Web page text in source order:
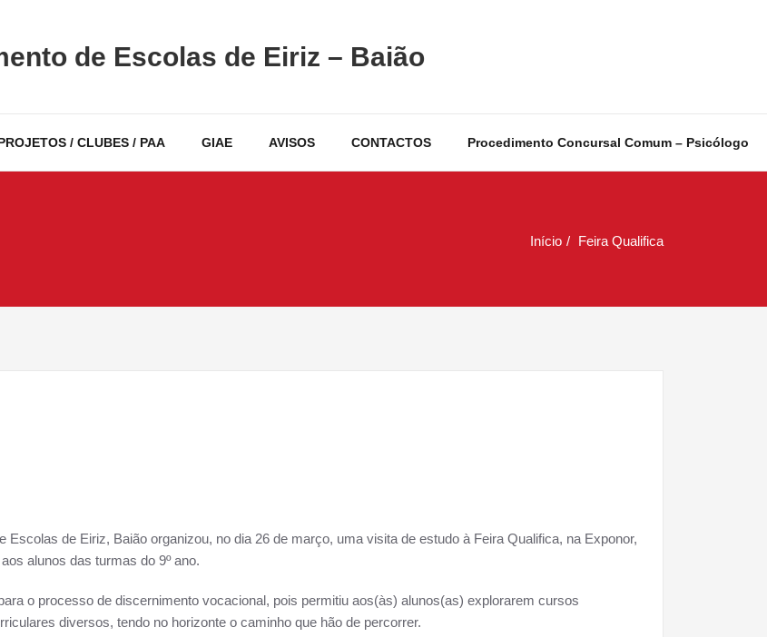
de Escolas de Eiriz – Baião
/ CLUBES / PAA GIAE AVISOS CONTACTOS Procedimento Concursal Comum – Psicólogo
Início Feira Qualifica
de Eiriz, Baião organizou, no dia 26 de março, uma visita de estudo à Feira Qualifica, na Exponor,
alunos das turmas do 9º ano.
o processo de discernimento vocacional, pois permitiu aos(às) alunos(as) explorarem cursos
diversos, tendo no horizonte o caminho que hão de percorrer.